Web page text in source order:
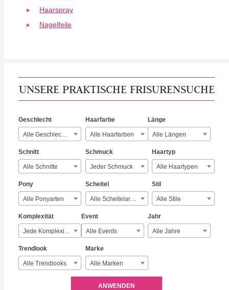
Haarspray
Nagelfeile
UNSERE PRAKTISCHE FRISURENSUCHE
Geschlecht
Alle Geschlechter
Haarfarbe
Alle Haarfarben
Länge
Alle Längen
Schnitt
Alle Schnitte
Schmuck
Jeder Schmuck
Haartyp
Alle Haartypen
Pony
Alle Ponyarten
Scheitel
Alle Scheitelarten
Stil
Alle Stile
Komplexität
Jede Komplexität
Event
Alle Events
Jahr
Alle Jahre
Trendlook
Alle Trendlooks
Marke
Alle Marken
ANWENDEN